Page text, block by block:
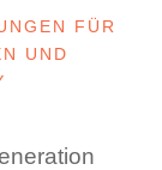
FÜR
UND